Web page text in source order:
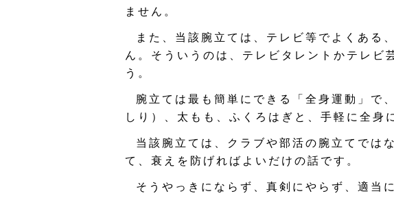
ません。
また、当該腕立ては、テレビ等でよくある
ん。そういうのは、テレビタレントかテレビ
う。
腕立ては最も簡単にできる「全身運動」で
しり）、太もも、ふくろはぎと、手軽に全身
当該腕立ては、クラブや部活の腕立てでは
て、衰えを防げればよいだけの話です。
そうやっきにならず、真剣にやらず、適当